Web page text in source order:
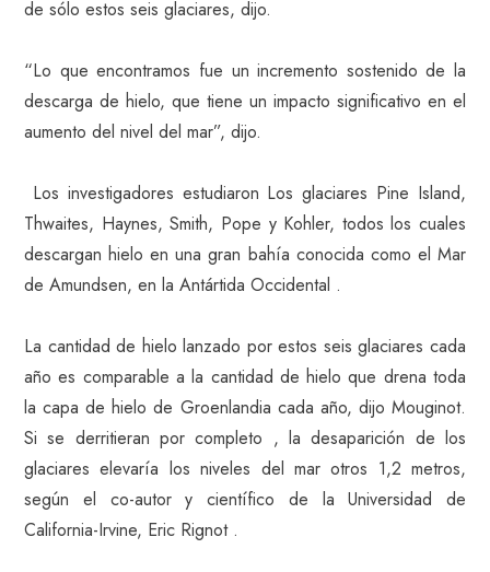
de sólo estos seis glaciares, dijo.
“Lo que encontramos fue un incremento sostenido de la
descarga de hielo, que tiene un impacto significativo en el
aumento del nivel del mar”, dijo.
Los investigadores estudiaron Los glaciares Pine Island,
Thwaites, Haynes, Smith, Pope y Kohler, todos los cuales
descargan hielo en una gran bahía conocida como el Mar
de Amundsen, en la Antártida Occidental .
La cantidad de hielo lanzado por estos seis glaciares cada
año es comparable a la cantidad de hielo que drena toda
la capa de hielo de Groenlandia cada año, dijo Mouginot.
Si se derritieran por completo , la desaparición de los
glaciares elevaría los niveles del mar otros 1,2 metros,
según el co-autor y científico de la Universidad de
California-Irvine, Eric Rignot .